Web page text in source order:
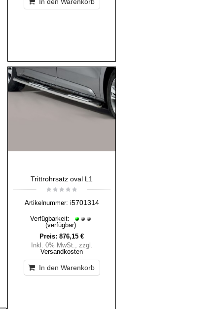
Trittrohrsatz oval L1
Artikelnummer: i5701314
Verfügbarkeit:
(verfügbar)
Preis: 876,15 €
Inkl. 0% MwSt., zzgl.
Versandkosten
In den Warenkorb